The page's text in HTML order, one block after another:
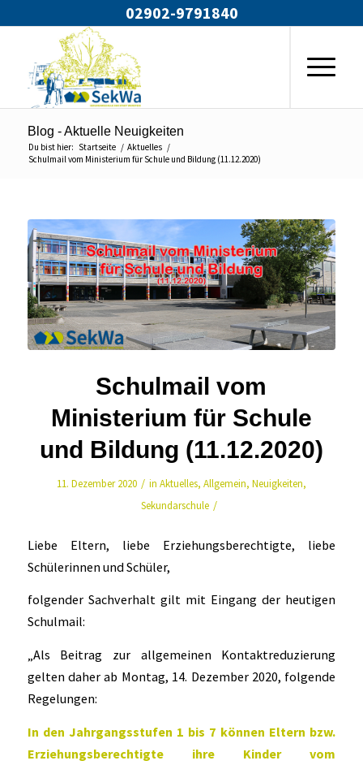
02902-9791840
Blog - Aktuelle Neuigkeiten
Du bist hier: Startseite / Aktuelles /
Schulmail vom Ministerium für Schule und Bildung (11.12.2020)
Schulmail vom
Ministerium für Schule
und Bildung (11.12.2020)
11. Dezember 2020 / in Aktuelles, Allgemein, Neuigkeiten,
Sekundarschule /
Liebe Eltern, liebe Erziehungsberechtigte, liebe
Schülerinnen und Schüler,
folgender Sachverhalt gilt mit Eingang der heutigen
Schulmail:
„Als Beitrag zur allgemeinen Kontaktreduzierung
gelten daher ab Montag, 14. Dezember 2020, folgende
Regelungen:
In den Jahrgangsstufen 1 bis 7 können Eltern bzw.
Erziehungsberechtigte ihre Kinder vom